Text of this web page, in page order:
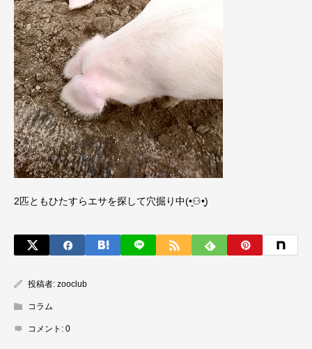
2匹ともひたすらエサを探して穴掘り中(•͈⚇•͈)
投稿者: zooclub
コラム
コメント: 0